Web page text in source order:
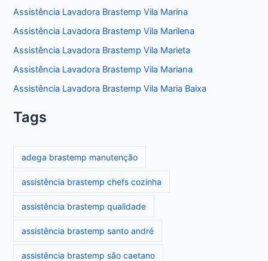
Assistência Lavadora Brastemp Vila Marina
Assistência Lavadora Brastemp Vila Marilena
Assistência Lavadora Brastemp Vila Marieta
Assistência Lavadora Brastemp Vila Mariana
Assistência Lavadora Brastemp Vila Maria Baixa
Tags
adega brastemp manutenção
assistência brastemp chefs cozinha
assistência brastemp qualidade
assistência brastemp santo andré
assistência brastemp são caetano